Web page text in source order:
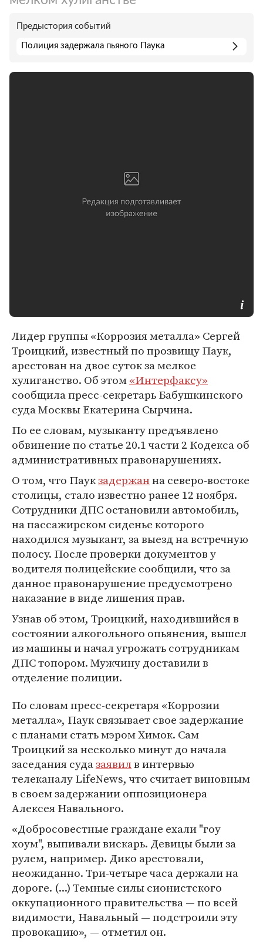
Предыстория событий
Полиция задержала пьяного Паука
Лидер группы «Коррозия металла» Сергей
Троицкий, известный по прозвищу Паук,
арестован на двое суток за мелкое
хулиганство. Об этом«Интерфаксу»
сообщила пресс-секретарь Бабушкинского
суда Москвы Екатерина Сырчина.
По ее словам, музыканту предъявлено
обвинение по статье 20.1 части 2 Кодекса об
административных правонарушениях.
О том, что Паукзадержанна северо-востоке
столицы, стало известно ранее 12 ноября.
Сотрудники ДПС остановили автомобиль,
на пассажирском сиденье которого
находился музыкант, за выезд на встречную
полосу. После проверки документов у
водителя полицейские сообщили, что за
данное правонарушение предусмотрено
наказание в виде лишения прав.
Узнав об этом, Троицкий, находившийся в
состоянии алкогольного опьянения, вышел
из машины и начал угрожать сотрудникам
ДПС топором. Мужчину доставили в
отделение полиции.
По словам пресс-секретаря «Коррозии
металла», Паук связывает свое задержание
с планами стать мэром Химок. Сам
Троицкий за несколько минут до начала
заседания судазаявилв интервью
телеканалу LifeNews, что считает виновным
в своем задержании оппозиционера
Алексея Навального.
«Добросовестные граждане ехали "гоу
хоум", выпивали вискарь. Девицы были за
рулем, например. Дико арестовали,
неожиданно. Три-четыре часа держали на
дороге. (...) Темные силы сионистского
оккупационного правительства — по всей
видимости, Навальный — подстроили эту
провокацию», — отметил он.